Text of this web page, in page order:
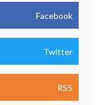
Facebook
Twitter
RSS